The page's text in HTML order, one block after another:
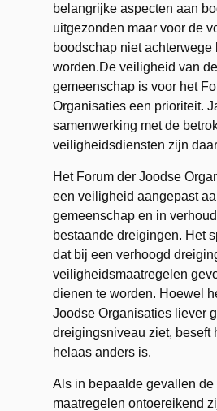
belangrijke aspecten aan
uitgezonden maar voor de
boodschap niet achterwege
worden.De veiligheid van
gemeenschap is voor het
Organisaties een prioriteit.
samenwerking met de
veiligheidsdiensten zijn
Het Forum der Joodse
een veiligheid aangepast
gemeenschap en in
bestaande dreigingen. Het
dat bij een verhoogd
veiligheidsmaatregelen
dienen te worden. Hoewel
Joodse Organisaties liever
dreigingsniveau ziet, beseft
helaas anders is.
Als in bepaalde gevallen
maatregelen ontoereikend